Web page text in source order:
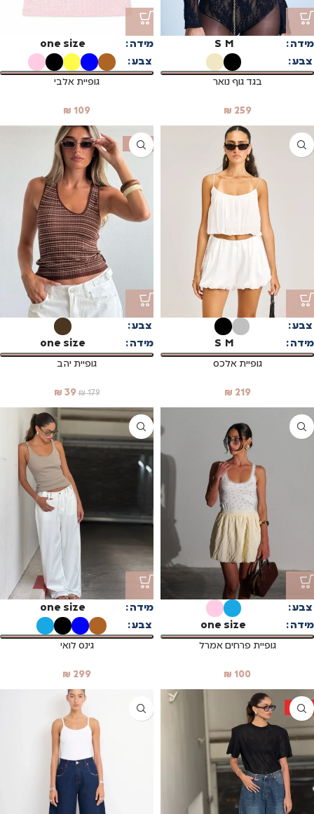
מידה M
S
צבע
בגד גוף נואר
₪ 259
מידה
one size
צבע
גופיית אלבי
₪ 109
צבע
מידה
M
S
גופיית אלכס
₪ 219
SALE
צבע
מידה
one size
גופיית יהב
₪179
₪ 39
צבע
מידה
one size
גופיית פרחים אמרל
₪ 100
מידה
one size
צבע
גינס לואי
₪ 299
HOT